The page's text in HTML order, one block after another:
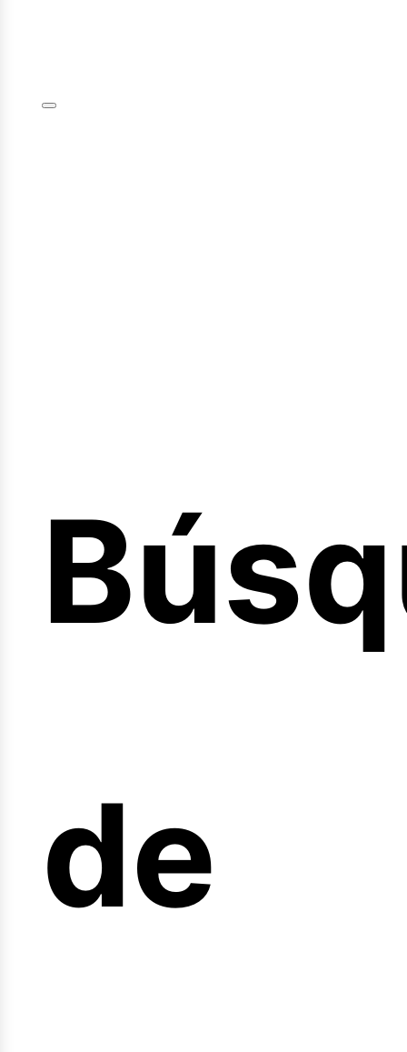
de
Iniciar